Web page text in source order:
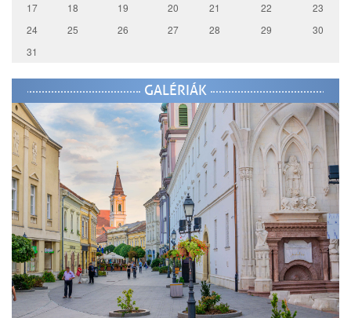
17
18 19 20 21 22
23
24
25 26 27 28 29
30
31
GALÉRIÁK